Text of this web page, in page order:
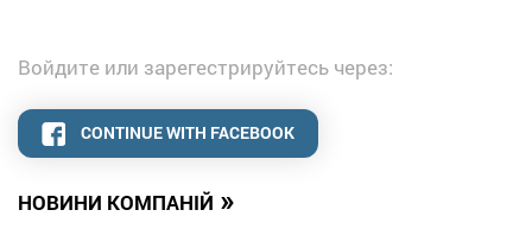
НОВИНИ КОМПАНІЙ »
Войдите или зарегестрируйтесь через:
CONTINUE WITH FACEBOOK